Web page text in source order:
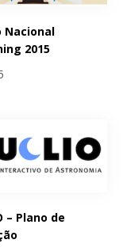
Nacional
2015
– Plano de